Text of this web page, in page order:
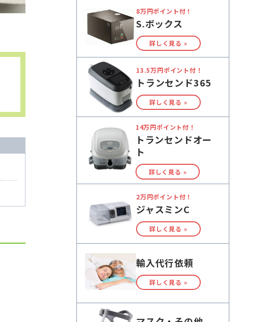
8万円ポイント付！
S.ボックス
詳しく見る »
13.5万円ポイント付！
トランセンド365
詳しく見る »
14万円ポイント付！
トランセンドオー
ト
詳しく見る »
2万円ポイント付！
ジャスミンC
詳しく見る »
輸入代行依頼
詳しく見る »